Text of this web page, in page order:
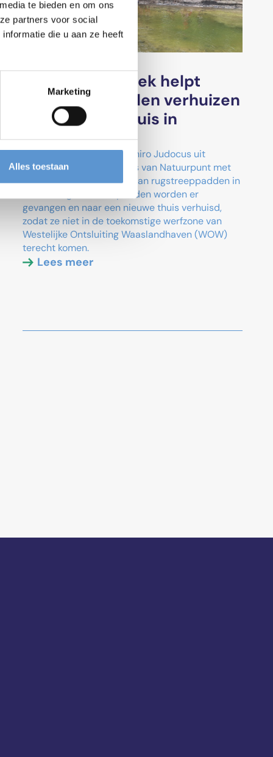
te bieden en om ons
partners voor social
die u aan ze heeft
Marketing
Alles toestaan
Chiro Verrebroek helpt
rugstreeppadden verhuizen
naar nieuwe thuis in
havengebied
Op zondag 17 mei hielp Chiro Judocus uit
Verrebroek de vrijwilligers van Natuurpunt met
het opsporen en vangen van rugstreeppadden in
het havengebied. De padden worden er
gevangen en naar een nieuwe thuis verhuisd,
zodat ze niet in de toekomstige werfzone van
Westelijke Ontsluiting Waaslandhaven (WOW)
terecht komen.
Lees meer